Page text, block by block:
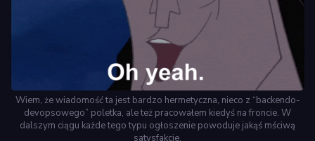
Wiem, że wiadomość ta jest bardzo hermetyczna, nieco z “backendo-
devopsowego” poletka, ale też pracowałem kiedyś na froncie. W
dalszym ciągu każde tego typu ogłoszenie powoduje jakąś mściwą
satysfakcje.